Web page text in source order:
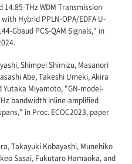
THz WDM Transmission
Hybrid PPLN-OPA/EDFA U-
Gbaud PCS-QAM Signals," in
Shimpei Shimizu, Masanori
Abe, Takeshi Umeki, Akira
Miyamoto, "GN-model-
bandwidth inline-amplified
in Proc. ECOC2023, paper
Takayuki Kobayashi, Munehiko
Sasai, Fukutaro Hamaoka, and